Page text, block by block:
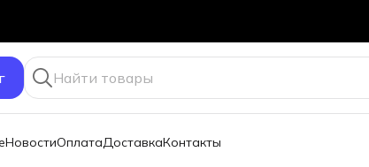
НовостиОплатаДоставкаКонтакты